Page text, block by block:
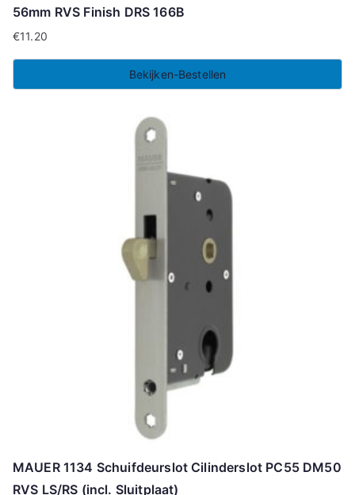
56mm RVS Finish DRS 166B
€11.20
Bekijken-Bestellen
MAUER 1134 Schuifdeurslot Cilinderslot PC55 DM50
RVS LS/RS (incl. Sluitplaat)